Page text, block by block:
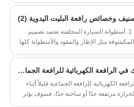
وخصائص رافعة البليت اليدوية (2)
شاحنة هيدروليكية يدوية مجلفنة 1. أسطوانة السيارة المجلفنة تعتمد تصميم
مثل الإطار والمقود والأسطوانة كلها
ما هو سبب تسخين المحرك في الرافعة الكهربائية للرافعة الجماعية؟
الكهربائية للرافعة الجماعية قليلاً أثناء
مرتفعة جدًا أو ساخنة جدًا، فسوف يؤثر